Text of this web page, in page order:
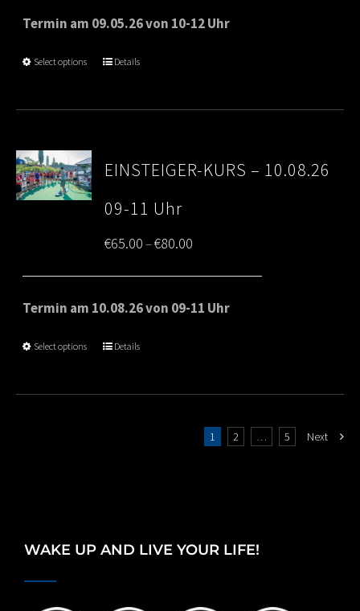
€65.00
Termin am 09.05.26 von 10-12 Uhr
Select options Details
EINSTEIGER-KURS – 10.08.26
09-11 Uhr
€65.00–€80.00
range:
€65.00
Termin am 10.08.26 von 09-11 Uhr
Select options Details
1 2 … 5 Next
WAKE UP AND LIVE YOUR LIFE!